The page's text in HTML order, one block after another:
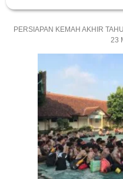
PERSIAPAN KEMAH AKHIR
23